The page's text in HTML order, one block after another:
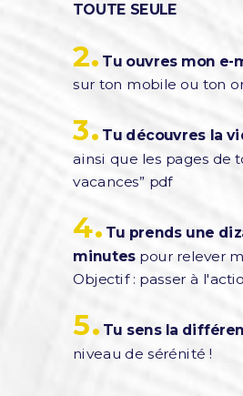
TOUTE SEULE
2. Tu ouvres mon e-
sur ton mobile ou ton
3. Tu découvres la
ainsi que les pages de
vacances” pdf
4. Tu prends une
minutespour relever
Objectif : passer à
5. Tu sens la
niveau de sérénité !